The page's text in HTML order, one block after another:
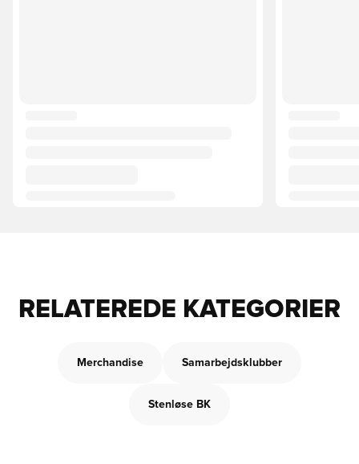
RELATEREDE KATEGORIER
Merchandise Samarbejdsklubber
Stenløse BK